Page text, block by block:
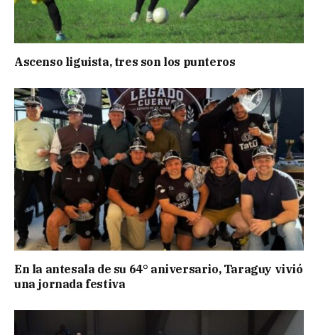
Ascenso liguista, tres son los punteros
En la antesala de su 64° aniversario, Taraguy vivió
una jornada festiva